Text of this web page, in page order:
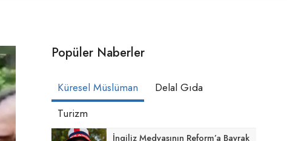
Popüler Naberler
Küresel Müslüman
Delal Gıda
Turizm
İngiliz Medyasının Reform’a Bayrak